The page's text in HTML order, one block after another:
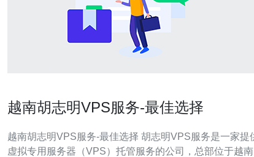
越南胡志明VPS服务-最佳选择
越南胡志明VPS服务-最佳选择 胡志明VPS服务是一家提供
虚拟专用服务器（VPS）托管服务的公司，总部位于越南